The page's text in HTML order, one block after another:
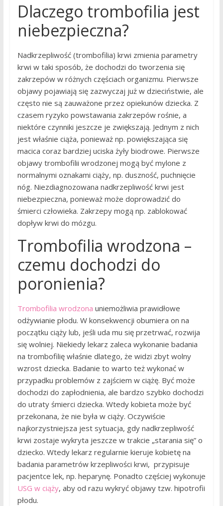
Dlaczego trombofilia jest
niebezpieczna?
Nadkrzepliwość (trombofilia) krwi zmienia parametry
krwi w taki sposób, że dochodzi do tworzenia się
zakrzepów w różnych częściach organizmu. Pierwsze
objawy pojawiają się zazwyczaj już w dzieciństwie, ale
często nie są zauważone przez opiekunów dziecka. Z
czasem ryzyko powstawania zakrzepów rośnie, a
niektóre czynniki jeszcze je zwiększają. Jednym z nich
jest właśnie ciąża, ponieważ np. powiększająca się
macica coraz bardziej uciska żyły biodrowe. Pierwsze
objawy trombofilii wrodzonej mogą być mylone z
normalnymi oznakami ciąży, np. duszność, puchnięcie
nóg. Niezdiagnozowana nadkrzepliwość krwi jest
niebezpieczna, ponieważ może doprowadzić do
śmierci człowieka. Zakrzepy mogą np. zablokować
dopływ krwi do mózgu.
Trombofilia wrodzona –
czemu dochodzi do
poronienia?
Trombofilia wrodzona uniemożliwia prawidłowe
odżywianie płodu. W konsekwencji obumiera on na
początku ciąży lub, jeśli uda mu się przetrwać, rozwija
się wolniej. Niekiedy lekarz zaleca wykonanie badania
na trombofilię właśnie dlatego, że widzi zbyt wolny
wzrost dziecka. Badanie to warto też wykonać w
przypadku problemów z zajściem w ciążę. Być może
dochodzi do zapłodnienia, ale bardzo szybko dochodzi
do utraty śmierci dziecka. Wtedy kobieta może być
przekonana, że nie była w ciąży. Oczywiście
najkorzystniejsza jest sytuacja, gdy nadkrzepliwość
krwi zostaje wykryta jeszcze w trakcie „starania się” o
dziecko. Wtedy lekarz regularnie kieruje kobietę na
badania parametrów krzepliwości krwi, przypisuje
pacjentce lek, np. heparynę. Ponadto częściej wykonuje
USG w ciąży, aby od razu wykryć objawy tzw. hipotrofii
płodu.